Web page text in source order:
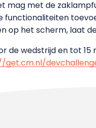
mag met de
functionaliteiten
op het scherm, laat
de wedstrijd en tot
get.cm.nl/